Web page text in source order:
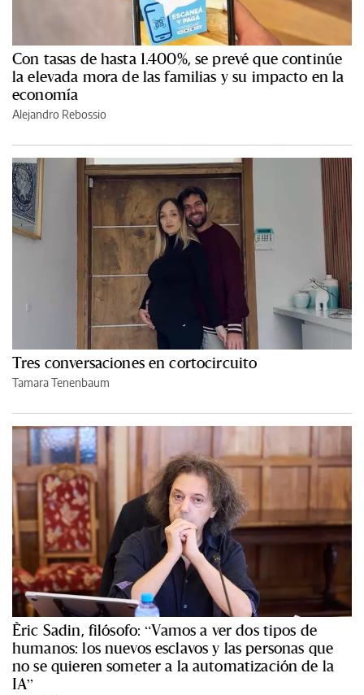
Con tasas de hasta 1.400%, se prevé que continúe
la elevada mora de las familias y su impacto en la
economía
Alejandro Rebossio
Tres conversaciones en cortocircuito
Tamara Tenenbaum
Èric Sadin, filósofo: “Vamos a ver dos tipos de
humanos: los nuevos esclavos y las personas que
no se quieren someter a la automatización de la
IA”